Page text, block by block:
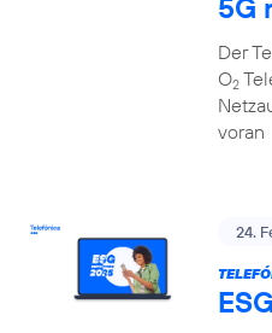
5G
Der
O2
voran
24.